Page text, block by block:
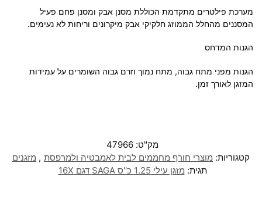
מערכת פילטרים מתקדמת הכוללת מסנן אבק ומסנן פחם פעיל
המסננים מהחלל הממוזג חלקיקי אבק מיקרונים וריחות לא נעימים.
הגנות המדחס
הגנות מפני מתח גבוה, מתח נמוך וזרם גבוה השומרים על עמידות
המזגן לאורך זמן.
מק"ט: 47966
קטגוריות: מוצרי חורף מחממים לבית לאמבטיה ולמרפסת , מזגנים
תגית: מזגן עילי 1.25 כ''ס SAGA דגם 16X